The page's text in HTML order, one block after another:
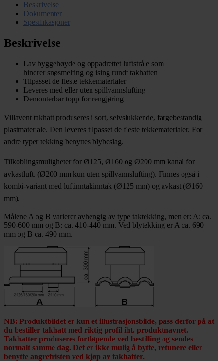
Beskrivelse
Dokumenter
Spesifikasjoner
Beskrivelse
Lav byggehøyde og oppadrettet luftstråle som
hindrer snøsmelting og ising rundt takhatten
Tilpasset de fleste tekkematerialer
Leveres med eller uten spillvannslufting
Demonterbar topp for rengjøring
Villavent takhatt produseres i sort, selvslukkende, fargebestandig
plastmateriale. Den leveres tilpasset de fleste tekkematerialer. For
andre typer tekking benyttes blybeslag.
Tilkoblingsmuligheter for Ø125, Ø160 og Ø200 mm kanal for
avkastluft. (Ø200 mm kun uten spillvannslufting). Finnes også i
kombi-variant med luftinntakinntak (Ø125 mm) og avkast (Ø160
mm).
Målene A og B varierer avhengig av type taktekking, men er: A: ca.
590-600 mm og B: ca. 410-440 mm. Ved blytekking er A ca. 690
mm og B ca. 490 mm.
NB: Produktbildet er kun et illustrasjonsbilde, pass derfor på at
du bestiller takhatt med riktig profil iht. produktnavnet.
Takhatter produseres fortløpende ved bestilling og sendes
normalt samme dag. Det er ikke mulig å bytte, retunere eller
benytte angrefristen ved kjøp av takhatter.